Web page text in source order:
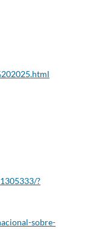
?
sobre-